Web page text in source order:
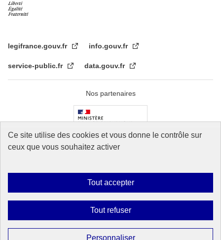
legifrance.gouv.fr info.gouv.fr
service-public.fr data.gouv.fr
Nos partenaires
Plan du site Accessibilité : Partiellement conforme Mentions légales
Contact Gestion des cookies
Sauf mention explicite de propriété intellectuelle détenue par des tiers, les
Ce site utilise des cookies et vous donne le contrôle sur
ceux que vous souhaitez activer
Tout accepter
Tout refuser
Personnaliser